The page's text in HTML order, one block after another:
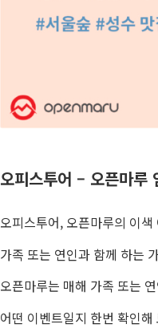
오피스투어 – 오픈마루
오피스투어, 오픈마루의 이색
가족 또는 연인과 함께 하는
오픈마루는 매해 가족 또는
어떤 이벤트일지 한번 확인해